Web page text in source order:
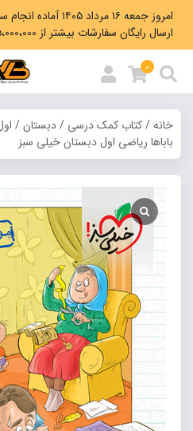
امروز جمعه ۱۶ مرداد
ارسال رایگان سفارشات بیشتر از 5،000،000 تومان.
0
خانه/کتاب کمک درسی /دبستان/
باباها ریاضی اول دبستان خیلی سبز